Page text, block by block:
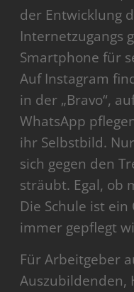
der Entwicklung
Internetzugangs
Smartphone für
Auf Instagram
in der „Bravo“,
WhatsApp
ihr Selbstbild.
sich gegen den
sträubt. Egal, ob
Die Schule ist
immer gepflegt
Für Arbeitgeber
Auszubildenden,